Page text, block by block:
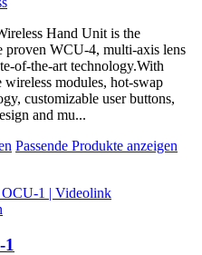
Hand Unit is the
proven WCU-4, multi-axis lens
of-the-art technology.With
wireless modules, hot-swap
customizable user buttons,
and mu...
Passende Produkte anzeigen